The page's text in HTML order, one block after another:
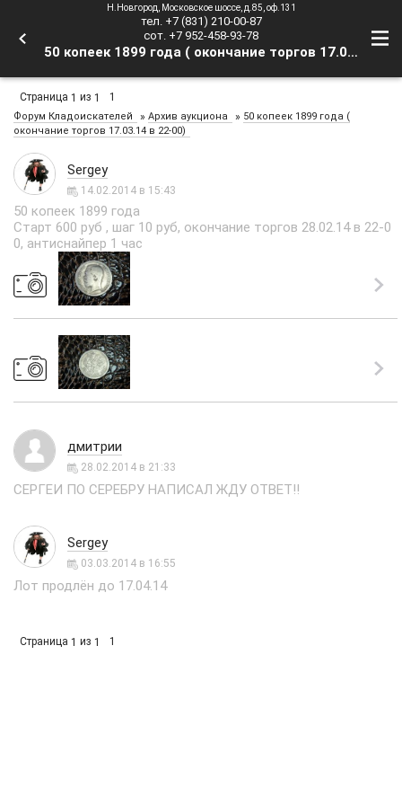
Н.Новгород, Московское шоссе, д.85, оф.131
тел. +7 (831) 210-00-87
сот. +7 952-458-93-78
50 копеек 1899 года ( окончание торгов 17.03.14 в 22-00) - Форум Кладоискателей
Страница 1 из 1 1
Форум Кладоискателей » Архив аукциона » 50 копеек 1899 года (
окончание торгов 17.03.14 в 22-00)
Sergey
14.02.2014 в 15:43
50 копеек 1899 года
Старт 600 руб , шаг 10 руб, окончание торгов 28.02.14 в 22-0
0, антиснайпер 1 час
дмитрии
28.02.2014 в 21:33
СЕРГЕИ ПО СЕРЕБРУ НАПИСАЛ ЖДУ ОТВЕТ!!
Sergey
03.03.2014 в 16:55
Лот продлён до 17.04.14
Страница 1 из 1 1